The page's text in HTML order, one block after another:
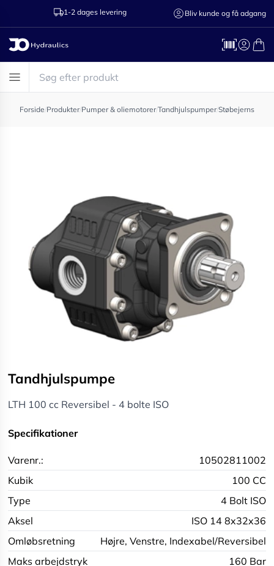
1-2 dages levering Ring til os
Bliv kunde og få adgang
Forside/Produkter/Pumper & oliemotorer/Tandhjulspumper/
Tandhjulspumpe
LTH 100 cc Reversibel - 4 bolte ISO
Specifikationer
Varenr.:
10502811002
Kubik
100 CC
Type
4 Bolt ISO
Aksel
ISO 14 8x32x36
Omløbsretning
Højre, Venstre, Indexabel/Reversibel
Maks arbejdstryk
160 Bar